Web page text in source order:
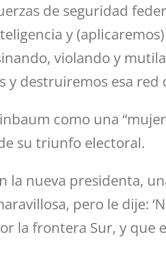
de seguridad
y
violando y
destruiremos esa
como una
su triunfo electoral.
la nueva presidenta,
pero le dije:
la frontera Sur, y que